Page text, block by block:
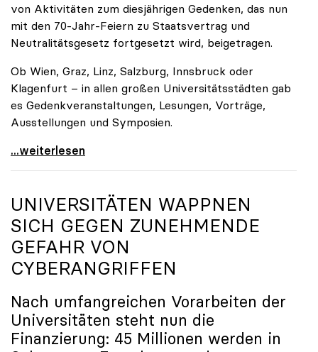
von Aktivitäten zum diesjährigen Gedenken, das nun
mit den 70-Jahr-Feiern zu Staatsvertrag und
Neutralitätsgesetz fortgesetzt wird, beigetragen.
Ob Wien, Graz, Linz, Salzburg, Innsbruck oder
Klagenfurt – in allen großen Universitätsstädten gab
es Gedenkveranstaltungen, Lesungen, Vorträge,
Ausstellungen und Symposien.
uniko-Präsidentin Brigitte Hütter zu Gedenkjahr:
...weiterlesen
UNIVERSITÄTEN WAPPNEN
SICH GEGEN ZUNEHMENDE
GEFAHR VON
CYBERANGRIFFEN
Nach umfangreichen Vorarbeiten der
Universitäten steht nun die
Finanzierung: 45 Millionen werden in